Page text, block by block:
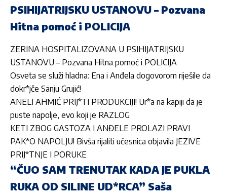
PSIHIJATRIJSKU USTANOVU – Pozvana
Hitna pomoć i POLICIJA
ZERINA HOSPITALIZOVANA U PSIHIJATRIJSKU
USTANOVU – Pozvana Hitna pomoć i POLICIJA
Osveta se služi hladna: Ena i Anđela dogovorom riješile da
dokr*jče Sanju Grujić!
ANELI AHMIĆ PRIJ*TI PRODUKCIJI! Ur*a na kapiji da je
puste napolje, evo koji je RAZLOG
KETI ZBOG GASTOZA I ANĐELE PROLAZI PRAVI
PAK*O NAPOLJU! Bivša rijaliti učesnica objavila JEZIVE
PRIJ*TNJE I PORUKE
“ČUO SAM TRENUTAK KADA JE PUKLA
RUKA OD SILINE UD*RCA” Saša